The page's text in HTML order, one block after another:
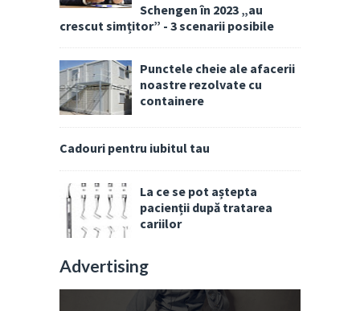
Schengen în 2023 „au
crescut simțitor” - 3 scenarii posibile
Punctele cheie ale afacerii
noastre rezolvate cu
containere
Cadouri pentru iubitul tau
La ce se pot aștepta
pacienții după tratarea
cariilor
Advertising